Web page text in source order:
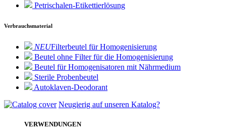
Petrischalen-Etikettierlösung
Verbrauchsmaterial
NEUFilterbeutel für Homogenisierung
Beutel ohne Filter für die Homogenisierung
Beutel für Homogenisatoren mit Nährmedium
Sterile Probenbeutel
Autoklaven-Deodorant
Neugierig auf unseren Katalog?
VERWENDUNGEN